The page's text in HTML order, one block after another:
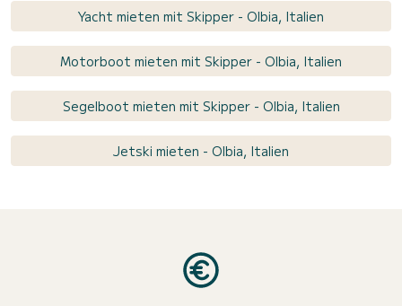
Yacht mieten mit Skipper - Olbia, Italien
Motorboot mieten mit Skipper - Olbia, Italien
Segelboot mieten mit Skipper - Olbia, Italien
Jetski mieten - Olbia, Italien